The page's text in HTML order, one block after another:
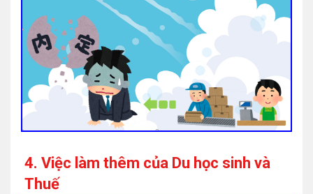
4. Việc làm thêm của Du học sinh và
Thuế